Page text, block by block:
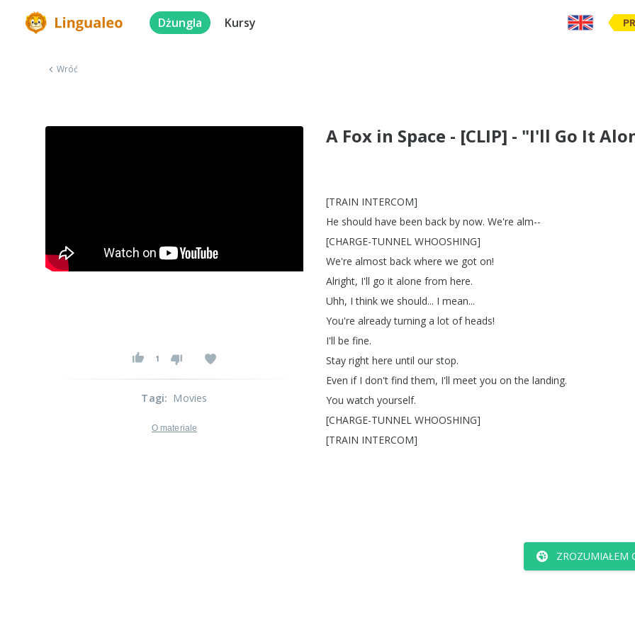
Dżungla Kursy
Wróć
A Fox in Space - [CLIP] - "I'll Go It
[TRAIN INTERCOM]
He should have been back by now. We're alm--
[CHARGE-TUNNEL WHOOSHING]
We're almost back where we got on!
Alright, I'll go it alone from here.
Uhh, I think we should... I mean...
You're already turning a lot of heads!
I'll be fine.
Stay right here until our stop.
Even if I don't find them, I'll meet you on the landing.
You watch yourself.
[CHARGE-TUNNEL WHOOSHING]
[TRAIN INTERCOM]
ZROZUMIAŁEM
1
Tagi: Movies
O materiale